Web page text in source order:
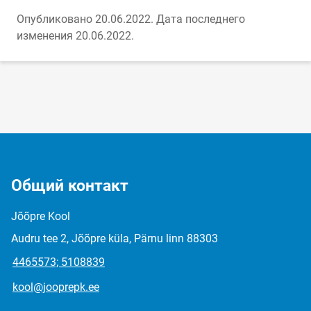
Опубликовано 20.06.2022. Дата последнего
изменения 20.06.2022.
Общий контакт
Jõõpre Kool
Audru tee 2, Jõõpre küla, Pärnu linn 88303
4465573; 5108839
kool@jooprepk.ee